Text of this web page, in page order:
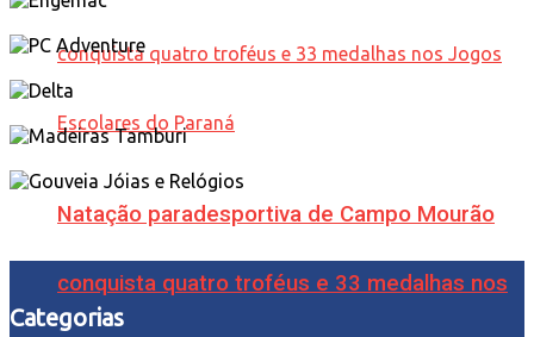
Natação paradesportiva de Campo Mourão
conquista quatro troféus e 33 medalhas nos
Categorias